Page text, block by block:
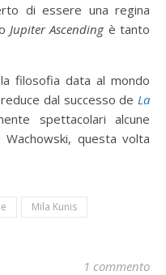
di essere una regina
Jupiter Ascendingè tanto
filosofia data al mondo
dal successo de La
spettacolari alcune
questa volta
Mila Kunis
1 commento